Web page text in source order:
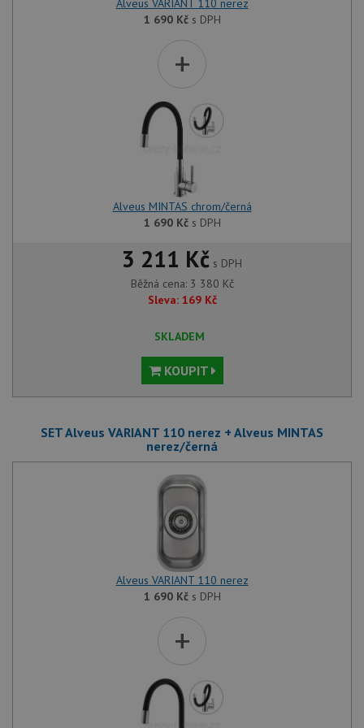
Alveus VARIANT 110 nerez
1 690 Kčs DPH
+
Alveus MINTAS chrom/černá
1 690 Kčs DPH
3 211 Kč s DPH
Běžná cena: 3 380 Kč
Sleva: 169 Kč
SKLADEM
KOUPIT
SET Alveus VARIANT 110 nerez + Alveus MINTAS
nerez/černá
Alveus VARIANT 110 nerez
1 690 Kčs DPH
+